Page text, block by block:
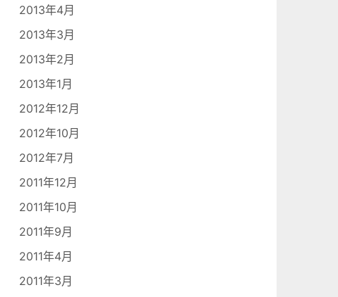
2013年4月
2013年3月
2013年2月
2013年1月
2012年12月
2012年10月
2012年7月
2011年12月
2011年10月
2011年9月
2011年4月
2011年3月